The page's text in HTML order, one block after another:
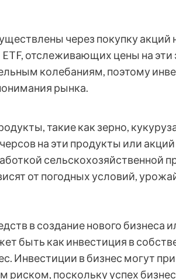
через покупку акций
отслеживающих цены на эти
колебаниям, поэтому
рынка.
такие как зерно,
на эти продукты или
сельскохозяйственной
от погодных условий,
в создание нового бизнеса
быть как инвестиция в
Инвестиции в бизнес могут
поскольку успех